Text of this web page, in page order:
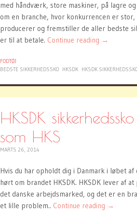
med håndværk, store maskiner, på lagre
om en branche, hvor konkurrencen er
producerer og fremstiller de aller bedste
er til at betale. Continue reading →
FODTØJ
BEDSTE SIKKERHEDSSKO HKSDK HKSDK
HKSDK
som HKS
MARTS 26, 2014
Hvis du har opholdt dig i Danmark i løbet
hørt om brandet HKSDK. HKSDK lever af
det danske arbejdsmarked, og det er en
et lille problem.. Continue reading →